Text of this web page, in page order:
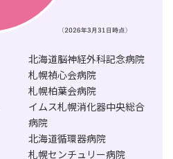
北海道脳神経外科記念病院
札幌禎心会病院
札幌柏葉会病院
イムス札幌消化器中央総合
病院
北海道循環器病院
札幌センチュリー病院